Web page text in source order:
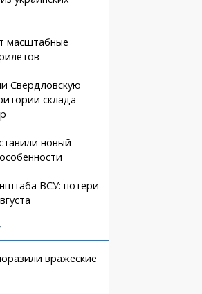
масштабные
Свердловскую
склада
новый
ВСУ: потери
вражеские